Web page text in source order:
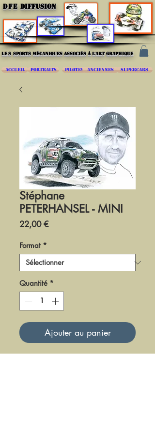
DFE DIFFUSION
les sports mécaniques associés à l'art graphique
ACCUEIL PORTRAITS PILOTES ANCIENNES SUPERCARS
Stéphane
PETERHANSEL - MINI
22,00 €Prix
Format *
Quantité *
Ajouter au panier